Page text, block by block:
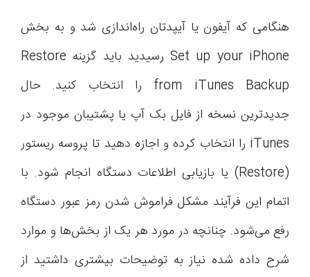
هنگامی که آیفون یا آیپدتان راه‌اندازی شد و به بخش
Set up your iPhone رسیدید باید گزینه Restore
from iTunes Backup را انتخاب کنید. حال
جدیدترین نسخه از فایل بک آپ یا پشتیبان موجود در
iTunes را انتخاب کرده و اجازه دهید تا پروسه ریستور
(Restore) یا بازیابی اطلاعات دستگاه انجام شود. با
اتمام این فرآیند مشکل فراموش شدن رمز عبور دستگاه
رفع می‌شود. چنانچه در مورد هر یک از بخش‌ها و موارد
شرح داده شده نیاز به توضیحات بیشتری داشتید از